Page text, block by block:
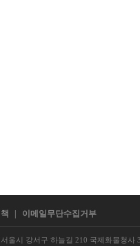
이메일무단수집거부
울시 강서구 하늘길 210 국제화물청사